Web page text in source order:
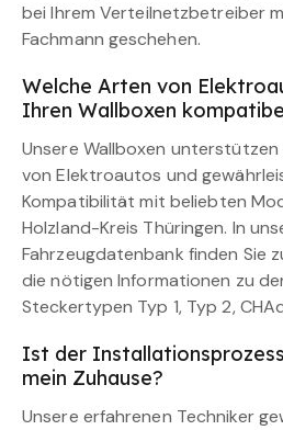
bei Ihrem Verteilnetzbetreiber
Fachmann geschehen.
Welche Arten von
Ihren Wallboxen
Unsere Wallboxen unterstützen
von Elektroautos und
Kompatibilität mit beliebten
Holzland-Kreis Thüringen. In
Fahrzeugdatenbank finden Sie
die nötigen Informationen zu
Steckertypen Typ 1, Typ 2,
Ist der
mein Zuhause?
Unsere erfahrenen Techniker